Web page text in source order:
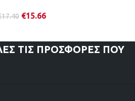
17.40 €15.66
ΤΙΣ ΠΡΟΣΦΟΡΕΣ ΠΟΥ